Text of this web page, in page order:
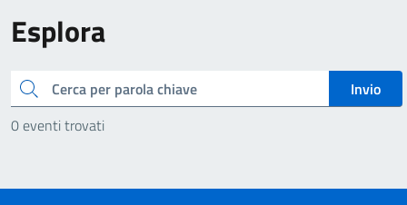
Esplora
Cerca
Invio
0 eventi trovati